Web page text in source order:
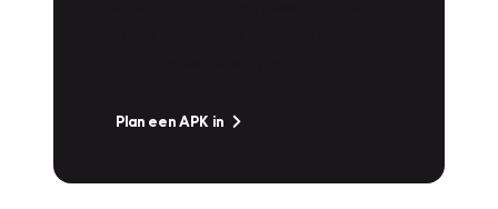
Plan een APK in